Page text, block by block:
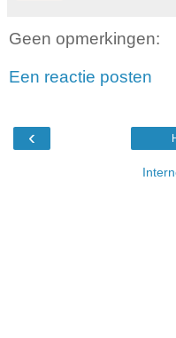
Geen opmerkingen:
Een reactie posten
‹